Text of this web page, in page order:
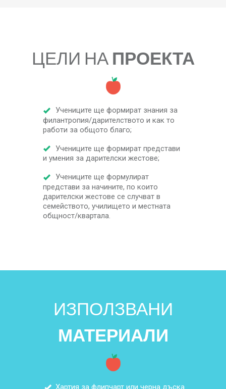
ЦЕЛИ НА ПРОЕКТА
Учениците ще формират знания за
филантропия/дарителството и как то
работи за общото благо;
Учениците ще формират представи
и умения за дарителски жестове;
Учениците ще формулират
представи за начините, по които
дарителски жестове се случват в
семейството, училището и местната
общност/квартала.
ИЗПОЛЗВАНИ
МАТЕРИАЛИ
Хартия за флипчарт или черна дъска